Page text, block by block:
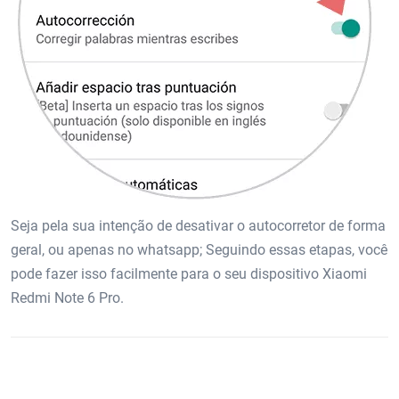
Seja pela sua intenção de desativar o autocorretor de forma
geral, ou apenas no whatsapp; Seguindo essas etapas, você
pode fazer isso facilmente para o seu dispositivo Xiaomi
Redmi Note 6 Pro.